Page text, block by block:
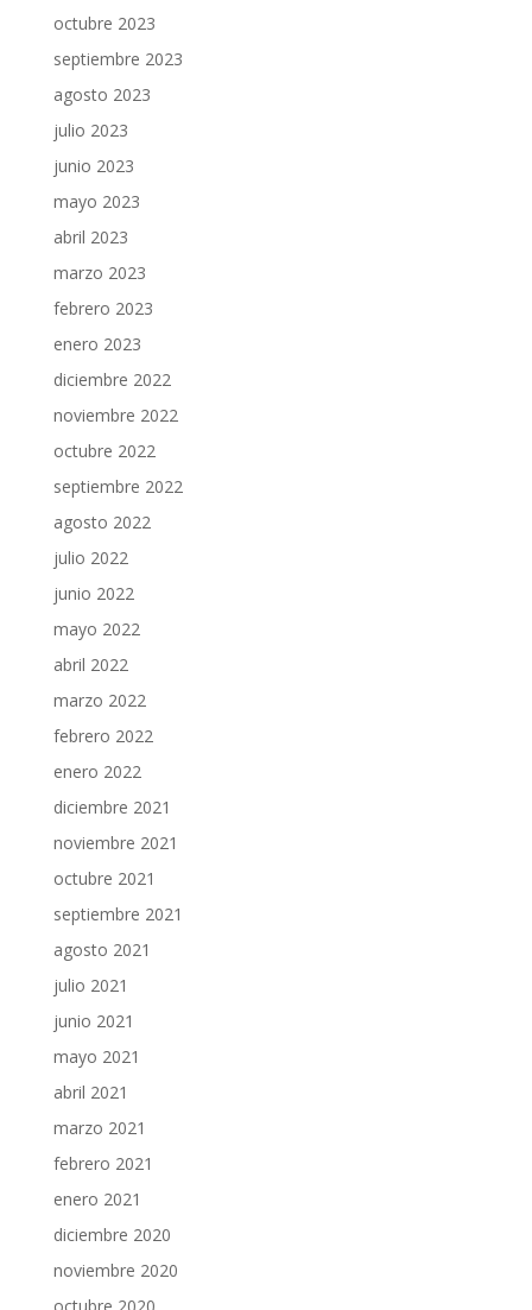
octubre 2023
septiembre 2023
agosto 2023
julio 2023
junio 2023
mayo 2023
abril 2023
marzo 2023
febrero 2023
enero 2023
diciembre 2022
noviembre 2022
octubre 2022
septiembre 2022
agosto 2022
julio 2022
junio 2022
mayo 2022
abril 2022
marzo 2022
febrero 2022
enero 2022
diciembre 2021
noviembre 2021
octubre 2021
septiembre 2021
agosto 2021
julio 2021
junio 2021
mayo 2021
abril 2021
marzo 2021
febrero 2021
enero 2021
diciembre 2020
noviembre 2020